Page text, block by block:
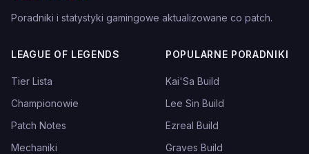
Poradniki i statystyki gamingowe aktualizowane co patch.
LEAGUE OF LEGENDS
Tier Lista
Championowie
Patch Notes
Mechaniki
POPULARNE PORADNIKI
Kai'Sa Build
Lee Sin Build
Ezreal Build
Graves Build